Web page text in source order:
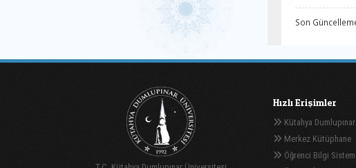
Son
Hızlı Erişimler
Kütahya
Merkez Kütüphane
Öğrenci Bilgi Sistemi